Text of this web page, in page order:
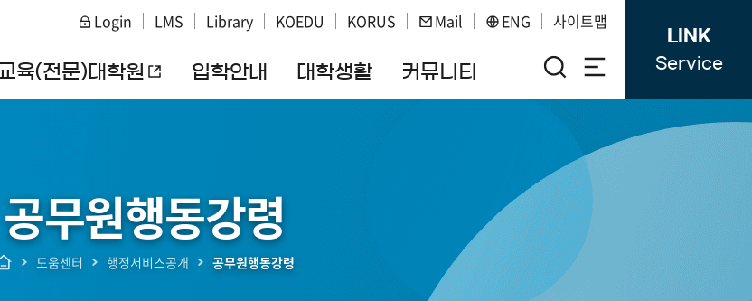
본문 바로가기
주메뉴 바로가기
Login LMS Library KOEDU KORUS Mail ENG 사이트맵
교육(전문)대학원 입학안내 대학생활 커뮤니티
LINK
Service
공무원행동강령
도움센터 행정서비스공개 공무원행동강령